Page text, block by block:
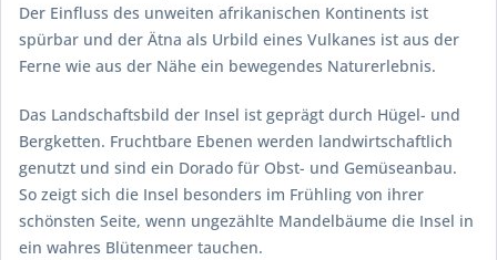
Der Einfluss des unweiten afrikanischen Kontinents ist
spürbar und der Ätna als Urbild eines Vulkanes ist aus der
Ferne wie aus der Nähe ein bewegendes Naturerlebnis.
Das Landschaftsbild der Insel ist geprägt durch Hügel- und
Bergketten. Fruchtbare Ebenen werden landwirtschaftlich
genutzt und sind ein Dorado für Obst- und Gemüseanbau.
So zeigt sich die Insel besonders im Frühling von ihrer
schönsten Seite, wenn ungezählte Mandelbäume die Insel in
ein wahres Blütenmeer tauchen.